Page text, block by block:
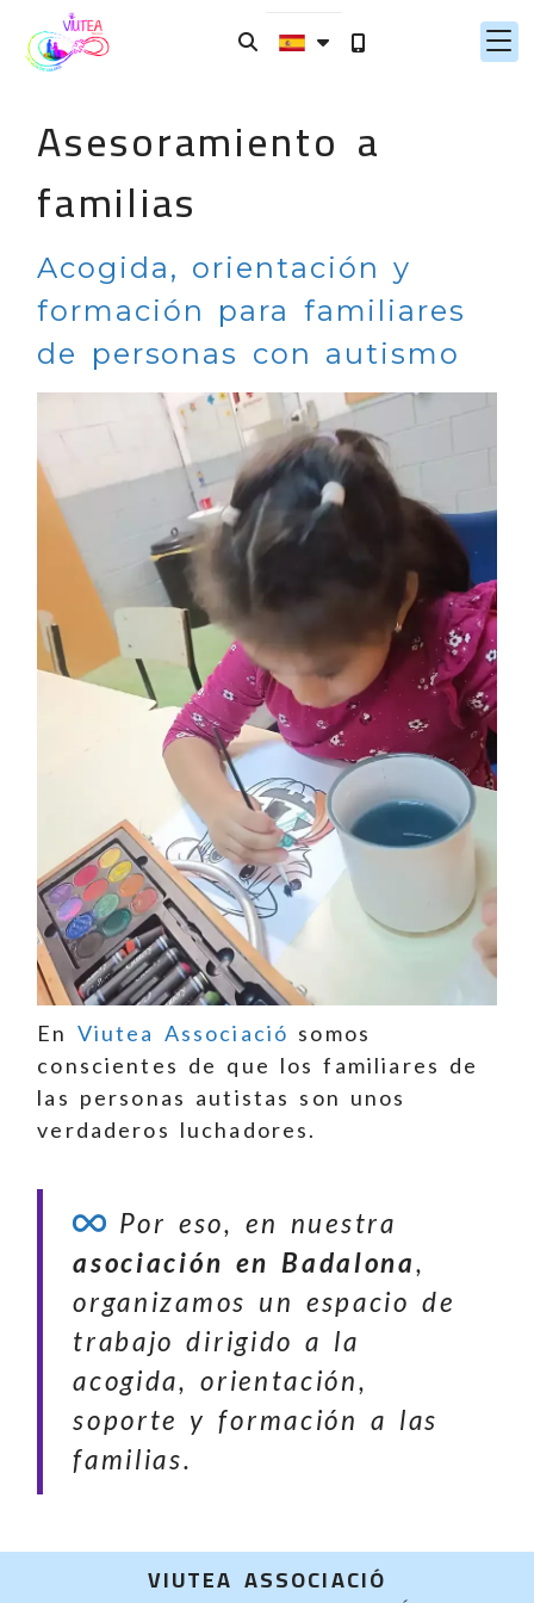
Asesoramiento a
familias
Acogida, orientación y
formación para familiares
de personas con autismo
En Viutea Associació somos
conscientes de que los familiares de
las personas autistas son unos
verdaderos luchadores.
Por eso, en nuestra
asociación en Badalona,
organizamos un espacio de
trabajo dirigido a la
acogida, orientación,
soporte y formación a las
familias.
VIUTEA ASSOCIACIÓ